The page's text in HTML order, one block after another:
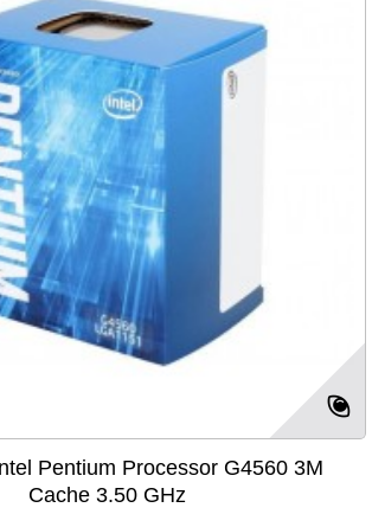
Pentium Processor G4560 3M
Cache 3.50 GHz